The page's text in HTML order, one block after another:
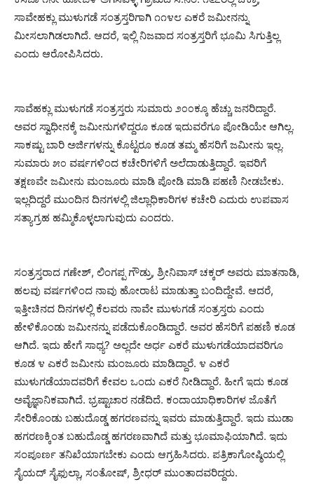
ಸಾವೇಹಕ್ಲು ಮುಳುಗಡೆ ಸಂತ್ರಸ್ತರಿಗಾಗಿ ೧೧೪೮ ಎಕರೆ ಜಮೀನನ್ನು
ಮೀಸಲಾಗಿಡಲಾಗಿದೆ. ಆದರೆ, ಇಲ್ಲಿ ನಿಜವಾದ ಸಂತ್ರಸ್ತರಿಗೆ ಭೂಮಿ ಸಿಗುತ್ತಿಲ್ಲ
ಎಂದು ಆರೋಪಿಸಿದರು.
ಸಾವೆಹಕ್ಲು ಮುಳುಗಡೆ ಸಂತ್ರಸ್ತರು ಸುಮಾರು ೨೦೦ಕ್ಕೂ ಹೆಚ್ಚು ಜನರಿದ್ದಾರೆ.
ಅವರ ಸ್ವಾಧೀನಕ್ಕೆ ಜಮೀನುಗಳಿದ್ದರೂ ಕೂಡ ಇದುವರೆಗೂ ಪೋಡಿಯೇ ಆಗಿಲ್ಲ.
ಸಾಕಷ್ಟು ಬಾರಿ ಅರ್ಜಿಗಳನ್ನು ಕೊಟ್ಟರೂ ಕೂಡ ತಮ್ಮ ಹೆಸರಿಗೆ ಜಮೀನು ಇಲ್ಲ.
ಸುಮಾರು ೫೦ ವರ್ಷಗಳಿಂದ ಕಚೇರಿಗಳಿಗೆ ಅಲೆದಾಡುತ್ತಿದ್ದಾರೆ. ಇವರಿಗೆ
ತಕ್ಷಣವೇ ಜಮೀನು ಮಂಜೂರು ಮಾಡಿ ಪೋಡಿ ಮಾಡಿ ಪಹಣಿ ನೀಡಬೇಕು.
ಇಲ್ಲದಿದ್ದರೆ ಮುಂದಿನ ದಿನಗಳಲ್ಲಿ ಜಿಲ್ಲಾಧಿಕಾರಿಗಳ ಕಚೇರಿ ಎದುರು ಉಪವಾಸ
ಸತ್ಯಾಗ್ರಹ ಹಮ್ಮಿಕೊಳ್ಳಲಾಗುವುದು ಎಂದರು.
ಸಂತ್ರಸ್ತರಾದ ಗಣೇಶ್, ಲಿಂಗಪ್ಪ ಗೌಡ್ರು, ಶ್ರೀನಿವಾಸ್ ಚಕ್ಕರ್ ಅವರು ಮಾತನಾಡಿ,
ಹಲವು ವರ್ಷಗಳಿಂದ ನಾವು ಹೋರಾಟ ಮಾಡುತ್ತಾ ಬಂದಿದ್ದೇವೆ. ಆದರೆ,
ಇತ್ತೀಚಿನದ ದಿನಗಳಲ್ಲಿ ಕೆಲವರು ನಾವೇ ಮುಳುಗಡೆ ಸಂತ್ರಸ್ತರು ಎಂದು
ಹೇಳಿಕೊಂಡು ಜಮೀನನ್ನು ಪಡೆದುಕೊಂಡಿದ್ದಾರೆ. ಅವರ ಹೆಸರಿಗೆ ಪಹಣಿ ಕೂಡ
ಆಗಿದೆ. ಇದು ಹೇಗೆ ಸಾಧ್ಯ? ಅಲ್ಲದೇ ಅರ್ಧ ಎಕರೆ ಮುಳುಗಡೆಯಾದವರಿಗೂ
ಕೂಡ ೪ ಎಕರೆ ಜಮೀನು ಮಂಜೂರು ಮಾಡಿದ್ದಾರೆ. ೪ ಎಕರೆ
ಮುಳುಗಡೆಯಾದವರಿಗೆ ಕೇವಲ ಒಂದು ಎಕರೆ ನೀಡಿದ್ದಾರೆ. ಹೀಗೆ ಇದು ಕೂಡ
ಅವೈಜ್ಞಾನಿಕವಾಗಿದೆ. ಭ್ರಷ್ಟಾಚಾರ ನಡೆದಿದೆ. ಕಂದಾಯಾಧಿಕಾರಿಗಳ ಜೊತೆಗೆ
ಸೇರಿಕೊಂಡು ಬಹುದೊಡ್ಡ ಹಗರಣವನ್ನು ಇವರು ಮಾಡುತ್ತಿದ್ದಾರೆ. ಇದು ಮುಡಾ
ಹಗರಣಕ್ಕಿಂತ ಬಹುದೊಡ್ಡ ಹಗರಣವಾಗಿದೆ ಮತ್ತು ಭೂಮಾಫಿಯಾಗಿದೆ. ಇದು
ಸಂಪೂರ್ಣ ತನಿಖೆಯಾಗಬೇಕು ಎಂದು ಆಗ್ರಹಿಸಿದರು. ಪತ್ರಿಕಾಗೋಷ್ಠಿಯಲ್ಲಿ
ಸೈಯದ್ ಸೈಫುಲ್ಲಾ, ಸಂತೋಷ್, ಶ್ರೀಧರ್ ಮುಂತಾದವರಿದ್ದರು.